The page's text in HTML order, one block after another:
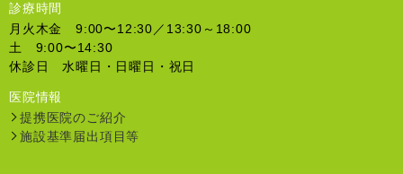
診療時間
月火木金 9:00〜12:30／13:30～18:00
土 9:00〜14:30
休診日 水曜日・日曜日・祝日
医院情報
提携医院のご紹介
施設基準届出項目等